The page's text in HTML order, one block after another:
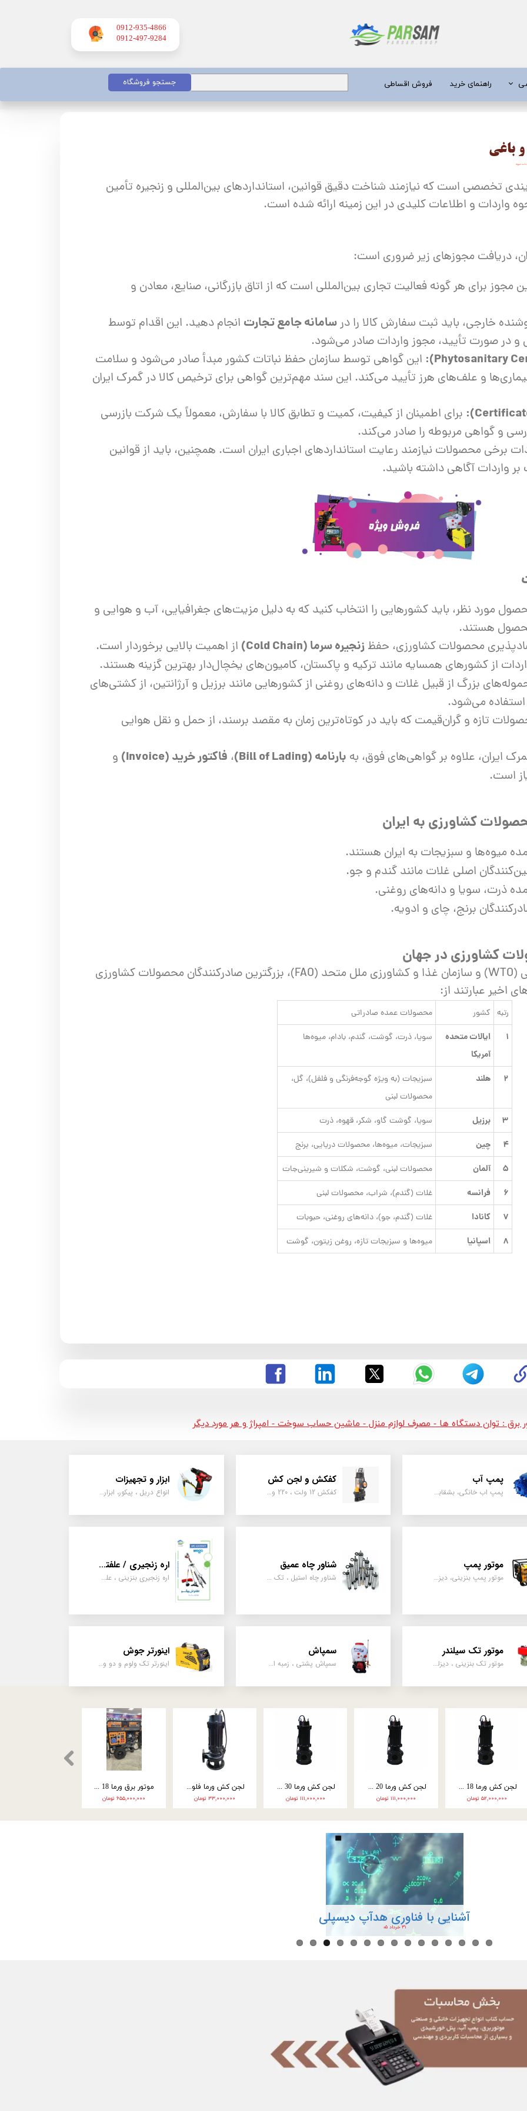
0912-935-4866
​​​​​​​0912-497-9284
کش
جوش
راهنمای خرید فروش اقساطی جستجو فروشگاه
باغی
میوه
تخصصی است که نیازمند شناخت دقیق قوانین، استانداردهای بین‌المللی و زنجیره تأمین
واردات و اطلاعات کلیدی در این زمینه ارائه شده است.
دریافت مجوزهای زیر ضروری است:
مجوز برای هر گونه فعالیت تجاری بین‌المللی است که از اتاق بازرگانی، صنایع، معادن و
خارجی، باید ثبت سفارش کالا را درسامانه جامع تجارت انجام دهید. این اقدام توسط
و در صورت تأیید، مجوز واردات صادر می‌شود.
این گواهی توسط سازمان حفظ نباتات کشور مبدأ صادر می‌شود و سلامت
بیماری‌ها و علف‌های هرز تأیید می‌کند. این سند مهم‌ترین گواهی برای ترخیص کالا در گمرک ایران
برای اطمینان از کیفیت، کمیت و تطابق کالا با سفارش، معمولاً یک شرکت بازرسی
و گواهی مربوطه را صادر می‌کند.
برخی محصولات نیازمند رعایت استانداردهای اجباری ایران است. همچنین، باید از قوانین
بر واردات آگاهی داشته باشید.
مورد نظر، باید کشورهایی را انتخاب کنید که به دلیل مزیت‌های جغرافیایی، آب و هوایی و
محصول هستند.
محصولات کشاورزی، حفظزنجیره سرما (Cold Chain) از اهمیت بالایی برخوردار است.
از کشورهای همسایه مانند ترکیه و پاکستان، کامیون‌های یخچال‌دار بهترین گزینه هستند.
بزرگ از قبیل غلات و دانه‌های روغنی از کشورهایی مانند برزیل و آرژانتین، از کشتی‌های
استفاده می‌شود.
تازه و گران‌قیمت که باید در کوتاه‌ترین زمان به مقصد برسند، از حمل و نقل هوایی
ایران، علاوه بر گواهی‌های فوق، به بارنامه (Bill of Lading) ، فاکتور خرید (Invoice) و
است.
میوه‌ها و سبزیجات به ایران هستند.
اصلی غلات مانند گندم و جو.
ذرت، سویا و دانه‌های روغنی.
برنج، چای و ادویه.
بر اساس داده‌های سازمان تجارت جهانی (WTO) و سازمان غذا و کشاورزی ملل متحد (FAO)، بزرگترین صادرکنندگان محصولات کشاورزی
اخیر عبارتند از:
رتبه کشور محصولات عمده صادراتی
۱
ایالات متحده
آمریکا
سویا، ذرت، گوشت، گندم، بادام، میوه‌ها
۲ هلند
سبزیجات (به ویژه گوجه‌فرنگی و فلفل)، گل،
محصولات لبنی
۳ برزیل سویا، گوشت گاو، شکر، قهوه، ذرت
۴ چین سبزیجات، میوه‌ها، محصولات دریایی، برنج
۵ آلمان محصولات لبنی، گوشت، شکلات و شیرینی‌جات
۶ فرانسه غلات (گندم)، شراب، محصولات لبنی
۷ کانادا غلات (گندم، جو)، دانه‌های روغنی، حبوبات
۸ اسپانیا میوه‌ها و سبزیجات تازه، روغن زیتون، گوشت
برق : توان دستگاه ها - مصرف لوازم منزل - ماشین حساب سوخت - امپراژ و هر مورد دیگر
پمپ آب
پمپ اب خانگی، بشقابی ، جتی ، دو پروانه کشاورزی
کفکش و لجن کش
کفکش 12 ولت ، 220 ولت ، یک اینچ به بالا لجن کش کاتردار، لجن کش چدنی
ابزار و تجهیزات
انواع دریل ، پیکور، ابزارالات، سیل مکانیکی، قطعات پمپ
موتور پمپ
موتور پمپ بنزینی، دیزلی، نفتی ، یک اینچ به بالا
شناور چاه عمیق
شناور چاه استیل ، تک فاز و سه فاز، یک اینچ به بالا
اره زنجیری / علفتراش
اره زنجیری بنزینی ، علفتراش دو زمانه و چهار زمانه ، دوشی و پشتی
موتور تک سیلندر
موتور تک بنزینی ، دیزلی، کارتینگی ، تیلری
سمپاش
سمپاش پشتی ، زمبه ای ، فرغونی ، دستی ، موتوری
اینورتر جوش
اینورتر تک ولوم و دو ولوم امپر بالا
کارواش اسپینا | صنعتی | 3000 وات | کاور زرد | 2208C موتور تک اسپینا بنزین 15 اسب استارتی نارنجی SGX420 موتور پمپ طرح روبین 3 اینچ مدل RO03 موتور پمپ طرح روبین 2 اینچ مدل RO02 موتور پمپ میوتا 3 اینچ بنزینی مدل Mu03
آشنایی با فناوری هدآپ دیسپلی
۳۱ خرداد ۰۵